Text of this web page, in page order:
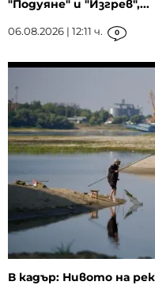
"Подуяне" и "Изгрев",...
06.08.2026 | 12:11 ч. 0
В кадър: Нивото на